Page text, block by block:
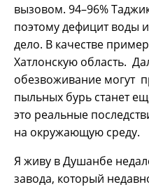
вызовом. 94–96%
поэтому дефицит воды
дело. В качестве
Хатлонскую область.
обезвоживание могут
пыльных бурь станет
это реальные
на окружающую среду.
Я живу в Душанбе
завода, который